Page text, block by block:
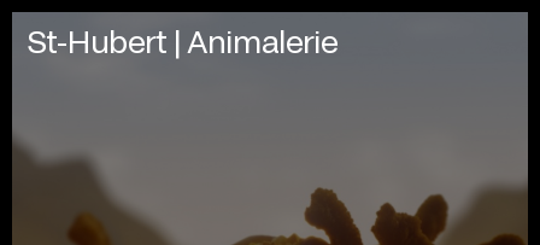
St-Hubert | Animalerie